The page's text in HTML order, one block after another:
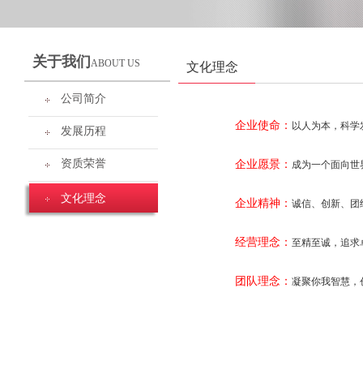
关于我们 ABOUT US
公司简介
发展历程
资质荣誉
文化理念
文化理念
企业使命： 以人为本，科
企业愿景： 成为一个面向
企业精神： 诚信、创新、团
经营理念： 至精至诚，追求
团队理念： 凝聚你我智慧，